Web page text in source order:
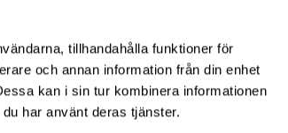
tillhandahålla funktioner för
och annan information från din enhet
kan i sin tur kombinera informationen
har använt deras tjänster.